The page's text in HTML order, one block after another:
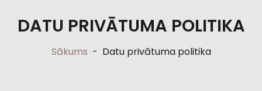
DATU PRIVĀTUMA POLITIKA
Sākums - Datu privātuma politika